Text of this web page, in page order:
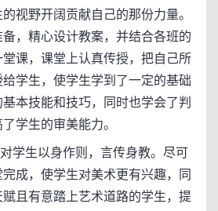
视野开阔贡献自己的那份力量。
，精心设计教案，并结合各班的
课，课堂上认真传授，把自己所
学生，使学生学到了一定的基础
本技能和技巧，同时也学会了判
学生的审美能力。
生以身作则，言传身教。尽可
成，使学生对美术更有兴趣，同
且有意踏上艺术道路的学生，提